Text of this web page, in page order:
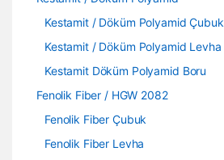
Kestamit / Döküm Polyamid Çubuk
Kestamit / Döküm Polyamid Levha
Kestamit Döküm Polyamid Boru
Fenolik Fiber / HGW 2082
Fenolik Fiber Çubuk
Fenolik Fiber Levha